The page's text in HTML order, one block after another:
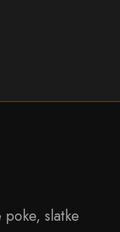
slatke